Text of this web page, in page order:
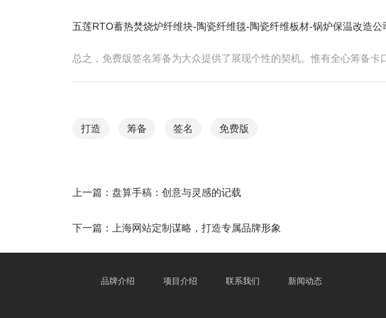
五莲RTO蓄热焚烧炉纤维块-陶瓷纤维毯-陶瓷纤维板材-锅炉保温改造公
总之，免费版签名筹备为大众提供了展现个性的契机。惟有全心筹备
打造 筹备 签名 免费版
上一篇： 盘算手稿：创意与灵感的记载
下一篇： 上海网站定制谋略，打造专属品牌形象
品牌介绍 项目介绍 联系我们 新闻动态